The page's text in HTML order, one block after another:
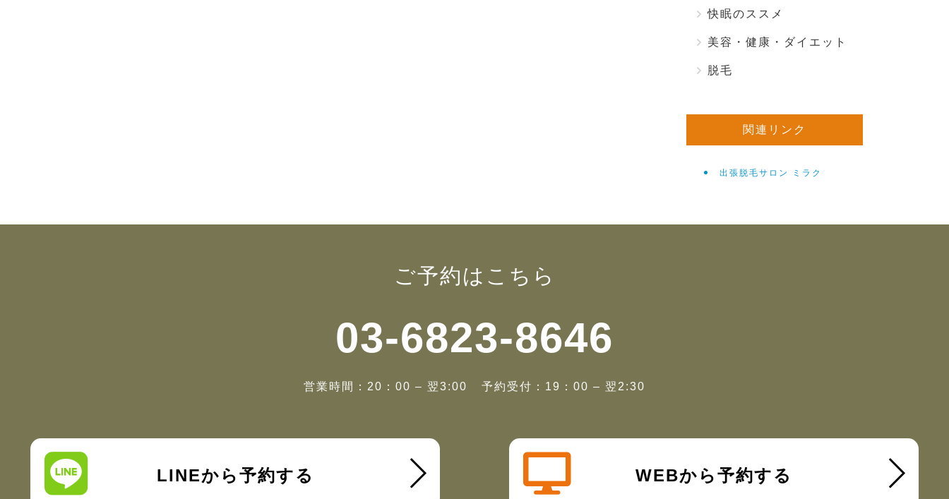
快眠のススメ
美容・健康・ダイエット
脱毛
関連リンク
出張脱毛サロン ミラク
ご予約はこちら
03-6823-8646
営業時間：20：00 – 翌3:00 予約受付：19：00 – 翌2:30
LINEから予約する WEBから予約する